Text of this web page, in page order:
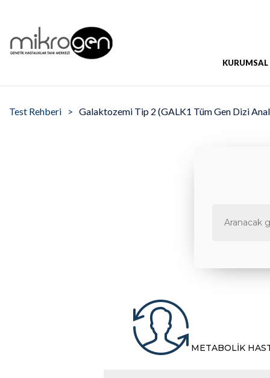
KURUMSAL
Test Rehberi Galaktozemi Tip 2 (GALK1 Tüm Gen Dizi
METABOLİK